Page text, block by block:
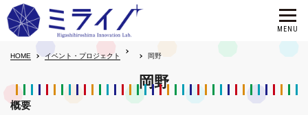
HOME イベント・プロジェクト 岡野
岡野
概要